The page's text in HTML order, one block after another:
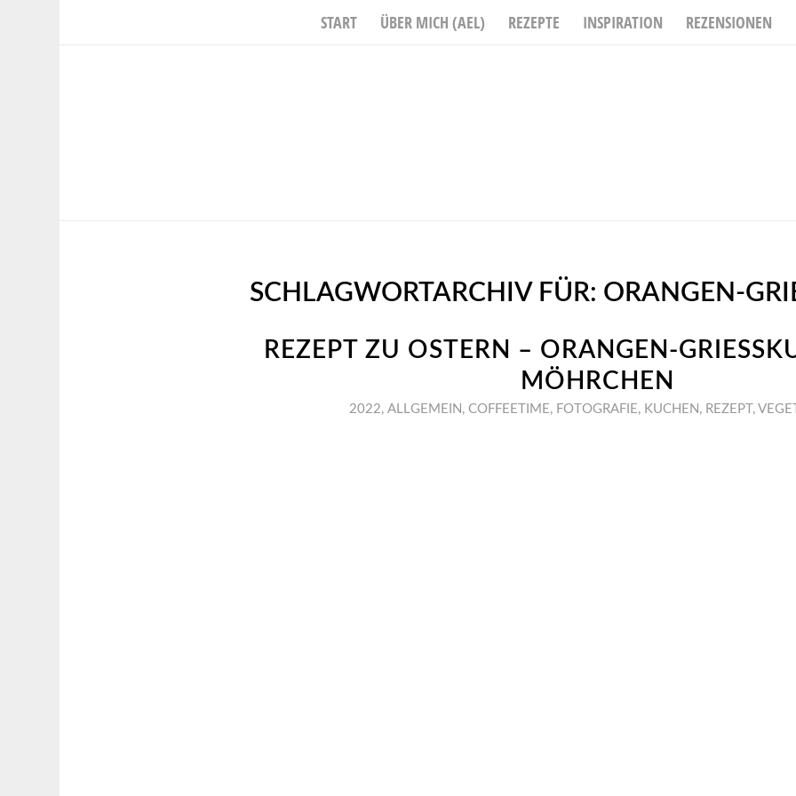
START ÜBER MICH (AEL) REZEPTE INSPIRATION REZENSIONEN
SCHLAGWORTARCHIV FÜR: ORANGEN-
REZEPT ZU OSTERN – ORANGEN-
ÖHRCHEN
2022, ALLGEMEIN , COFFEETIME, FOTOGRAFIE, KUCHEN , REZEPT ,